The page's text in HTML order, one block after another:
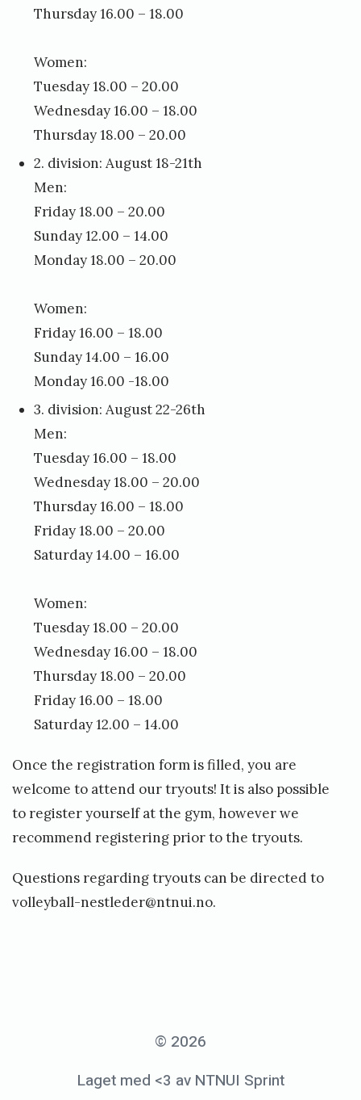
Thursday 16.00 – 18.00
Women:
Tuesday 18.00 – 20.00
Wednesday 16.00 – 18.00
Thursday 18.00 – 20.00
2. division: August 18-21th
Men:
Friday 18.00 – 20.00
Sunday 12.00 – 14.00
Monday 18.00 – 20.00
Women:
Friday 16.00 – 18.00
Sunday 14.00 – 16.00
Monday 16.00 -18.00
3. division: August 22-26th
Men:
Tuesday 16.00 – 18.00
Wednesday 18.00 – 20.00
Thursday 16.00 – 18.00
Friday 18.00 – 20.00
Saturday 14.00 – 16.00
Women:
Tuesday 18.00 – 20.00
Wednesday 16.00 – 18.00
Thursday 18.00 – 20.00
Friday 16.00 – 18.00
Saturday 12.00 – 14.00
Once the registration form is filled, you are
welcome to attend our tryouts! It is also possible
to register yourself at the gym, however we
recommend registering prior to the tryouts.
Questions regarding tryouts can be directed to
volleyball-nestleder@ntnui.no.
© 2026
Laget med <3 av NTNUI Sprint